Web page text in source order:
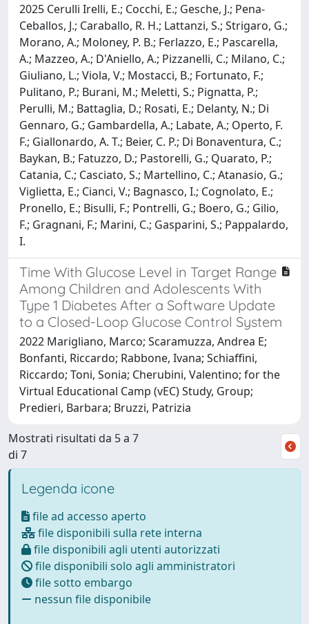
2025 Cerulli Irelli, E.; Cocchi, E.; Gesche, J.; Pena-
Ceballos, J.; Caraballo, R. H.; Lattanzi, S.; Strigaro, G.;
Morano, A.; Moloney, P. B.; Ferlazzo, E.; Pascarella,
A.; Mazzeo, A.; D'Aniello, A.; Pizzanelli, C.; Milano, C.;
Giuliano, L.; Viola, V.; Mostacci, B.; Fortunato, F.;
Pulitano, P.; Burani, M.; Meletti, S.; Pignatta, P.;
Perulli, M.; Battaglia, D.; Rosati, E.; Delanty, N.; Di
Gennaro, G.; Gambardella, A.; Labate, A.; Operto, F.
F.; Giallonardo, A. T.; Beier, C. P.; Di Bonaventura, C.;
Baykan, B.; Fatuzzo, D.; Pastorelli, G.; Quarato, P.;
Catania, C.; Casciato, S.; Martellino, C.; Atanasio, G.;
Viglietta, E.; Cianci, V.; Bagnasco, I.; Cognolato, E.;
Pronello, E.; Bisulli, F.; Pontrelli, G.; Boero, G.; Gilio,
F.; Gragnani, F.; Marini, C.; Gasparini, S.; Pappalardo,
I.
Time With Glucose Level in Target Range
Among Children and Adolescents With
Type 1 Diabetes After a Software Update
to a Closed-Loop Glucose Control System
2022 Marigliano, Marco; Scaramuzza, Andrea E;
Bonfanti, Riccardo; Rabbone, Ivana; Schiaffini,
Riccardo; Toni, Sonia; Cherubini, Valentino; for the
Virtual Educational Camp (vEC) Study, Group;
Predieri, Barbara; Bruzzi, Patrizia
Mostrati risultati da 5 a 7
di 7
Legenda icone
file ad accesso aperto
file disponibili sulla rete interna
file disponibili agli utenti autorizzati
file disponibili solo agli amministratori
file sotto embargo
nessun file disponibile